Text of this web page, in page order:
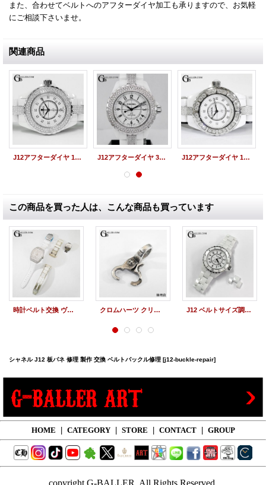
また、合わせてベルトへのアフターダイヤ加工も承りますので、お気軽
にご相談下さいませ。
関連商品
J12アフターダイヤ 12P H1628 33mm ベゼルダイヤ&センターブレスダイヤ J12アフターダイヤ 38mm ベゼルダイヤ/ブレスダイヤ J12アフターダイヤ 11P 33mm ラージダイヤベゼル/ブレスダイヤ
この商品を買った人は、こんな商品も買っています
時計ベルト交換 ヴァンガード クロコレザーベルト バックル交換 クロムハーツ クリップ修理 クイッククリップ バネ交換修理 J12 ベルトサイズ調整 コマ詰め シャネル時計
シャネル J12 板バネ 修理 製作 交換 ベルトバックル修理 [j12-buckle-repair]
HOME | CATEGORY | STORE | CONTACT | GROUP
copyright G-BALLER, All Rights Reserved.